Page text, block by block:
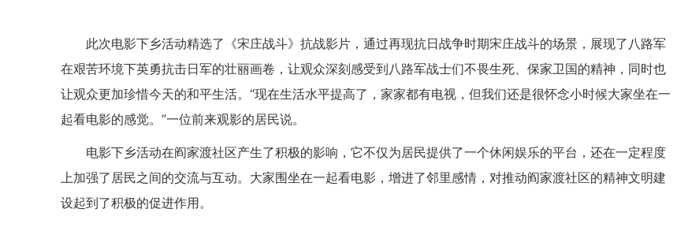
此次电影下乡活动精选了《宋庄战斗》抗战影片，通过再现抗日战争时期宋庄战斗的场景，展现了八路军
在艰苦环境下英勇抗击日军的壮丽画卷，让观众深刻感受到八路军战士们不畏生死、保家卫国的精神，同时也
让观众更加珍惜今天的和平生活。“现在生活水平提高了，家家都有电视，但我们还是很怀念小时候大家坐在一
起看电影的感觉。”一位前来观影的居民说。
电影下乡活动在阎家渡社区产生了积极的影响，它不仅为居民提供了一个休闲娱乐的平台，还在一定程度
上加强了居民之间的交流与互动。大家围坐在一起看电影，增进了邻里感情，对推动阎家渡社区的精神文明建
设起到了积极的促进作用。